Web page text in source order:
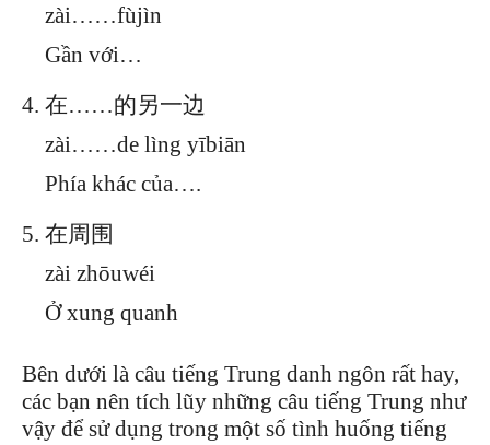
zài……fùjìn
Gần với…
在……的另一边
zài……de lìng yībiān
Phía khác của….
在周围
zài zhōuwéi
Ở xung quanh
Bên dưới là câu tiếng Trung danh ngôn rất hay,
các bạn nên tích lũy những câu tiếng Trung như
vậy để sử dụng trong một số tình huống tiếng